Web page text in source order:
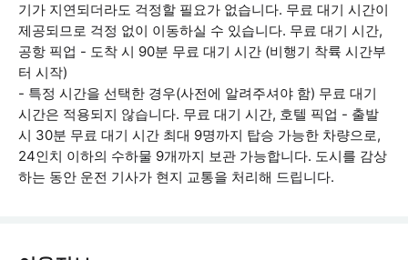
기가 지연되더라도 걱정할 필요가 없습니다. 무료 대기 시간이
제공되므로 걱정 없이 이동하실 수 있습니다. 무료 대기 시간,
공항 픽업 - 도착 시 90분 무료 대기 시간 (비행기 착륙 시간부
터 시작)
- 특정 시간을 선택한 경우(사전에 알려주셔야 함) 무료 대기
시간은 적용되지 않습니다. 무료 대기 시간, 호텔 픽업 - 출발
시 30분 무료 대기 시간 최대 9명까지 탑승 가능한 차량으로,
24인치 이하의 수하물 9개까지 보관 가능합니다. 도시를 감상
하는 동안 운전 기사가 현지 교통을 처리해 드립니다.